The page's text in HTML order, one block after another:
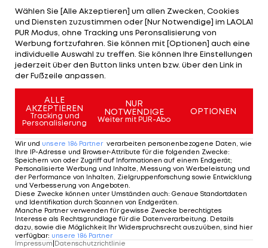
Hier anhören:
Weitere "Ansapaniere" gibt's hier:
Wählen Sie [Alle Akzeptieren] um allen Zwecken, Cookies
und Diensten zuzustimmen oder [Nur Notwendige] im LAOLA1
PUR Modus, ohne Tracking uns Peronsalisierung von
Werbung fortzufahren. Sie können mit [Optionen] auch eine
individuelle Auswahl zu treffen. Sie können Ihre Einstellungen
jederzeit über den Button links unten bzw. über den Link in
der Fußzeile anpassen.
ALLE
AKZEPTIEREN
Tracking und
Personalisierung
NUR
NOTWENDIGE
Weiter mit PUR-Abo
OPTIONEN
Wir und unsere 186 Partner verarbeiten personenbezogene Daten, wie
Ihre IP-Adresse und Browser-Attribute für die folgenden Zwecke:
Speichern von oder Zugriff auf Informationen auf einem Endgerät;
Personalisierte Werbung und Inhalte, Messung von Werbeleistung und
der Performance von Inhalten, Zielgruppenforschung sowie Entwicklung
und Verbesserung von Angeboten
Diese Zwecke können unter Umständen auch: Genaue Standortdaten
und Identifikation durch Scannen von Endgeräten
Manche Partner verwenden für gewisse Zwecke berechtigtes
Interesse als Rechtsgrundlage für die Datenverarbeitung. Details
dazu, sowie die Möglichkeit Ihr Widerspruchsrecht auszuüben, sind hier
verfügbar: unsere 186 Partner
Impressum|Datenschutzrichtlinie